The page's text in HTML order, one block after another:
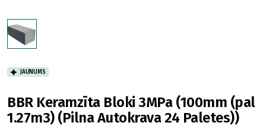
JAUNUMS
BBR Keramzīta Bloki 3MPa (100mm (pal
1.27m3) (Pilna Autokrava 24 Paletes))